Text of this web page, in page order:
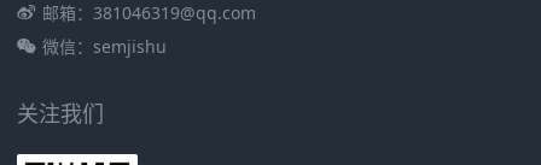
邮箱：381046319@qq.com
微信：semjishu
关注我们